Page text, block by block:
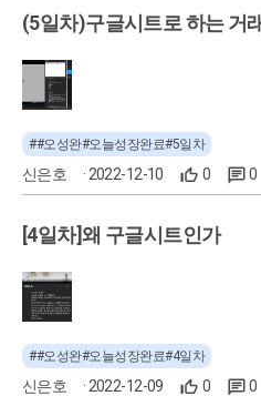
(5일차)구글시트로 하는 거
신은호 · 2022-12-10 0 0
##오성완#오늘성장완료#5일차
[4일차]왜 구글시트인가
신은호 · 2022-12-09 0 0
##오성완#오늘성장완료#4일차